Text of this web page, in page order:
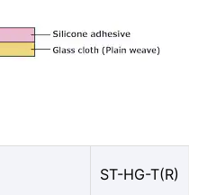
ST-HG-T(R)